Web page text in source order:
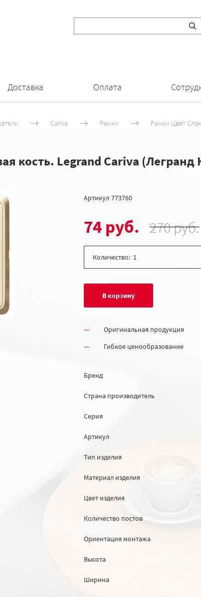
Доставка Оплата
Cariva Рамки Рамки Цвет
кость. Legrand Cariva (Легранд
Артикул 773760
74 руб. 270 руб.
Количество:
В корзину
Оригинальная продукция
Гибкое ценообразование
Бренд
Страна производитель
Серия
Артикул
Тип изделия
Материал изделия
Цвет изделия
Количество постов
Ориентация монтажа
Высота
Ширина